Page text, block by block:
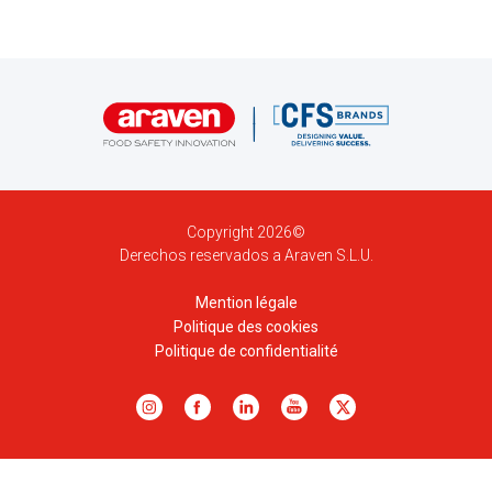
Copyright 2026©
Derechos reservados a Araven S.L.U.
Mention légale
Politique des cookies
Politique de confidentialité